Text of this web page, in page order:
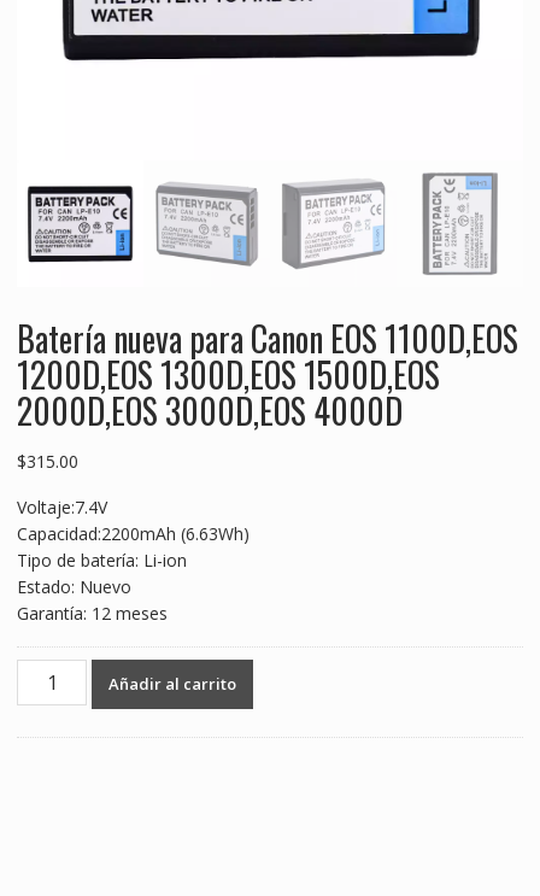
Batería nueva para Canon EOS 1100D,EOS
1200D,EOS 1300D,EOS 1500D,EOS
2000D,EOS 3000D,EOS 4000D
$315.00
Voltaje:7.4V
Capacidad:2200mAh (6.63Wh)
Tipo de batería: Li-ion
Estado: Nuevo
Garantía: 12 meses
Batería
nueva
Añadir al carrito